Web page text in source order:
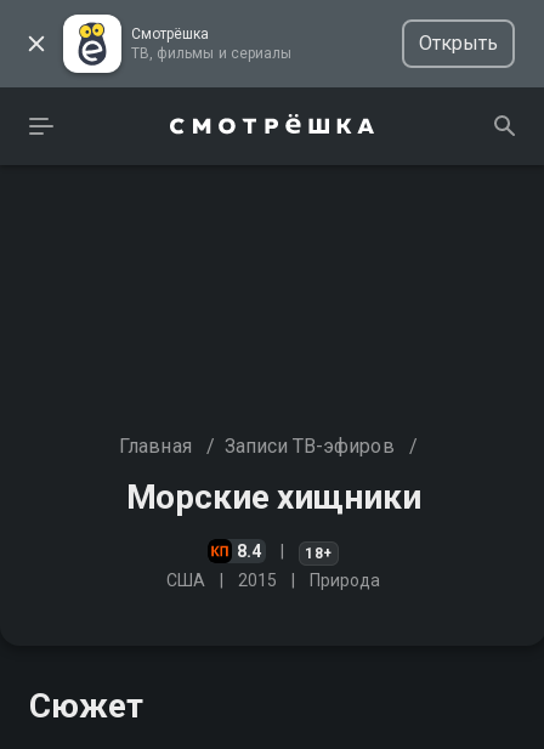
Смотрёшка
ТВ, фильмы и сериалы
Открыть
Главная / Записи ТВ-эфиров /
Морские хищники
8.4 18+
США 2015 Природа
Сюжет